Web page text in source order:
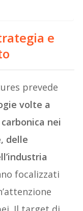
e
prevede
volte a
nei
delle
focalizzati